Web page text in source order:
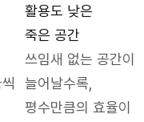
활용도 낮은
죽은 공간
쓰임새 없는 공간이
늘어날수록,
평수만큼의 효율이